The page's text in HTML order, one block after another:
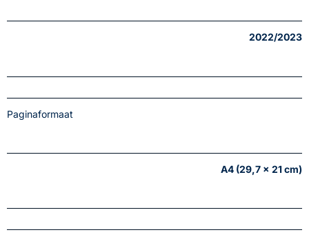
2022/2023
Paginaformaat
A4 (29,7 x 21 cm)